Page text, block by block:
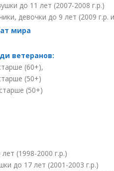
до 11 лет (2007-2008 г.р.)
девочки до 9 лет (2009 г.р.
мира
ветеранов:
(60+),
(50+)
(50+)
(1998-2000 г.р.)
до 17 лет (2001-2003 г.р.)